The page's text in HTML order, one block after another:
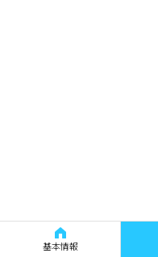
基本情報